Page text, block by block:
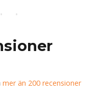
mer än 200 recensioner